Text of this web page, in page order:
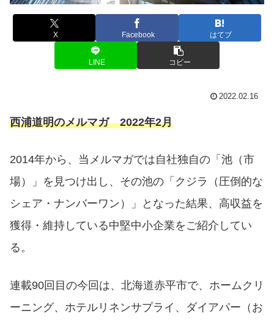
X Facebook はてブ
LINE コピー
2022.02.16
西浦道明のメルマガ 2022年2月
2014年から、当メルマガでは自社独自の「池（市
場）」を見つけ出し、その池の「クジラ（圧倒的な
シェア・ナンバーワン）」となった結果、高収益を
獲得・維持している中堅中小企業をご紹介してい
る。
連載90回目の今回は、北海道赤平市で、ホームクリ
ーニング、ホテルリネンサプライ、ダイアパー（お